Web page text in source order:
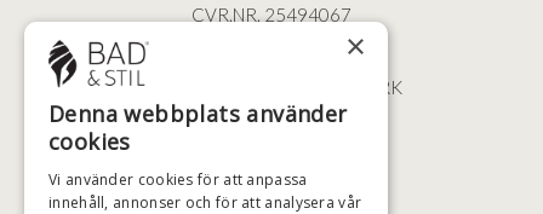
CVR.NR. 25494067
ØSTERBROGADE 202
2100 KØBENHAVN • DANMARK
+46 (0)79 008 12 60
×
Denna webbplats använder
cookies
Vi använder cookies för att anpassa
innehåll, annonser och för att analysera vår